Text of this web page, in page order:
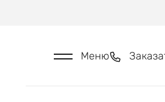
Меню